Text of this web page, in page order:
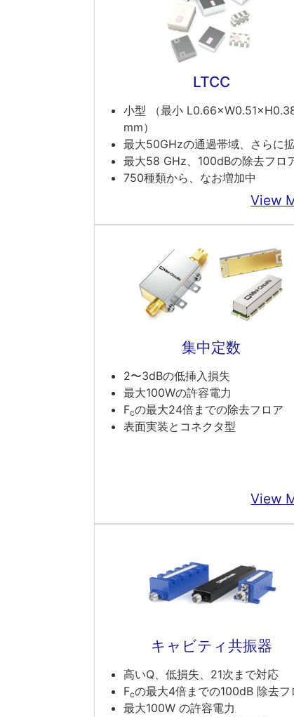
LTCC
小型 （最小
mm）
最大50GHzの通過帯域、さらに
最大58 GHz、100dBの除去フロ
750種類から、なお増加中
View
集中定数
2〜3dBの低挿入損失
最大100Wの許容電力
Fcの最大24倍までの除去フロア
表面実装とコネクタ型
View
キャビティ共振器
高いQ、低損失、21次まで対応
Fcの最大4倍までの100dB 除去フ
最大100W の許容電力